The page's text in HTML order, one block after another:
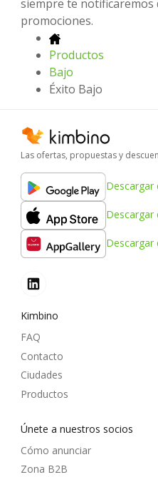
siempre te notificaremos
promociones.
Productos
Bajo
Éxito Bajo
Las ofertas, propuestas y
Descargar
Descargar
Descargar
Kimbino
FAQ
Contacto
Ciudades
Productos
Únete a nuestros socios
Cómo anunciar
Zona B2B